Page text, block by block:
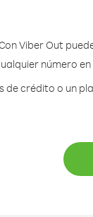
Viber Out
número
de crédito o un